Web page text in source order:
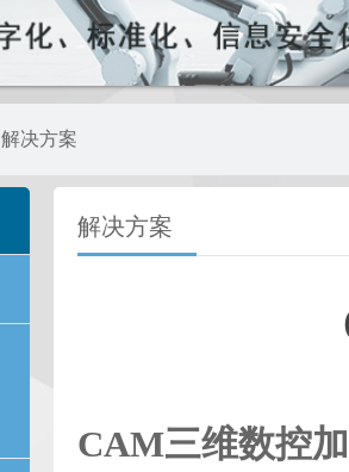
解决方案
解决方案
CAM三维数控